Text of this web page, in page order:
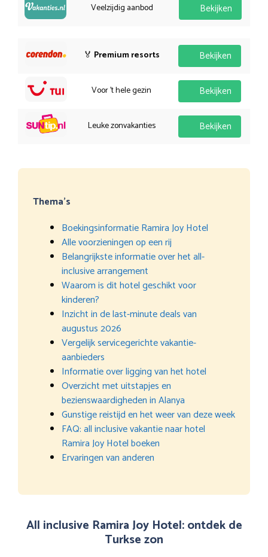
Veelzijdig aanbod Bekijken
🏅 Premium resorts Bekijken
Voor 't hele gezin Bekijken
Leuke zonvakanties Bekijken
Thema’s
Boekingsinformatie Ramira Joy Hotel
Alle voorzieningen op een rij
Belangrijkste informatie over het all-
inclusive arrangement
Waarom is dit hotel geschikt voor
kinderen?
Inzicht in de last-minute deals van
augustus 2026
Vergelijk servicegerichte vakantie-
aanbieders
Informatie over ligging van het hotel
Overzicht met uitstapjes en
bezienswaardigheden in Alanya
Gunstige reistijd en het weer van deze week
FAQ: all inclusive vakantie naar hotel
Ramira Joy Hotel boeken
Ervaringen van anderen
All inclusive Ramira Joy Hotel: ontdek de
Turkse zon